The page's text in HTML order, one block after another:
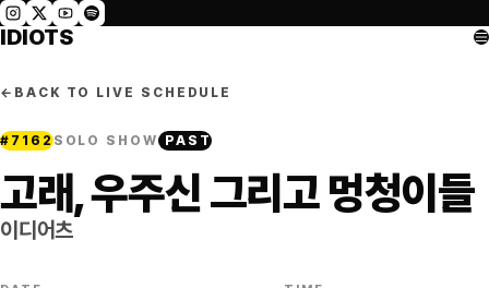
IDIOTS
← BACK TO LIVE SCHEDULE
# 7162SOLO SHOW PAST
고래, 우주신 그리고 멍청이들
이디어츠